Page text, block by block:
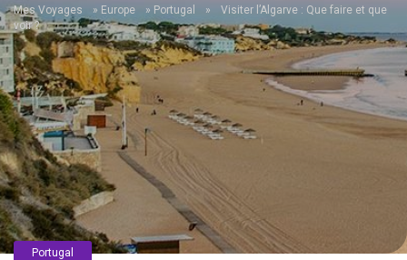
Mes Voyages » Europe » Portugal »
Visiter l’Algarve : Que faire et que
voir ?
Portugal